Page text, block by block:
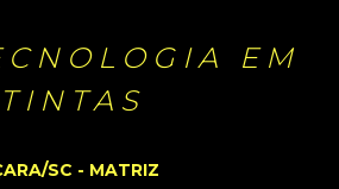
EM
TINTAS
SC - MATRIZ